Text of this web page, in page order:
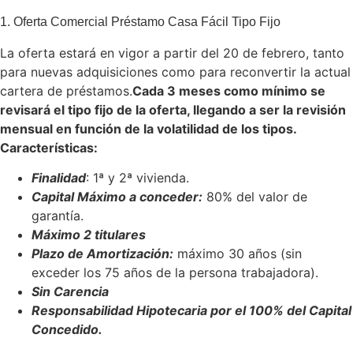
1. Oferta Comercial Préstamo Casa Fácil Tipo Fijo
La oferta estará en vigor a partir del 20 de febrero, tanto
para nuevas adquisiciones como para reconvertir la actual
cartera de préstamos.Cada 3 meses como mínimo se
revisará el tipo fijo de la oferta, llegando a ser la revisión
mensual en función de la volatilidad de los tipos.
Características:
Finalidad: 1ª y 2ª vivienda.
Capital Máximo a conceder: 80% del valor de
garantía.
Máximo 2 titulares
Plazo de Amortización: máximo 30 años (sin
exceder los 75 años de la persona trabajadora).
Sin Carencia
Responsabilidad Hipotecaria por el 100% del Capital
Concedido.